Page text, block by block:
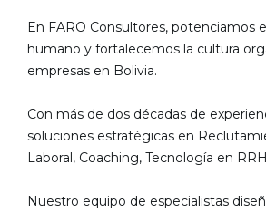
En FARO Consultores, potenciamos
humano y fortalecemos la cultura
empresas en Bolivia.
Con más de dos décadas de
soluciones estratégicas en
Laboral, Coaching, Tecnología en
Nuestro equipo de especialistas